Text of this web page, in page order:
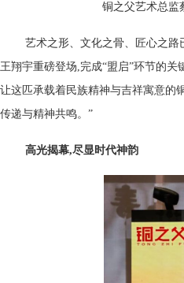
铜之父艺术总监
艺术之形、文化之骨、匠心之
王翔宇重磅登场,完成“盟启”环节的
让这匹承载着民族精神与吉祥寓意的
传递与精神共鸣。”
高光揭幕,尽显时代神韵